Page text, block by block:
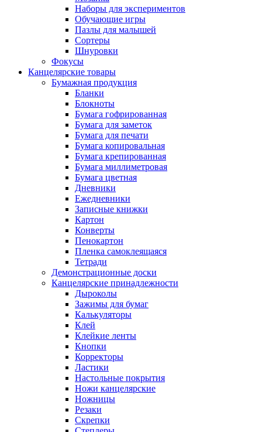
Наборы для экспериментов
Обучающие игры
Пазлы для малышей
Сортеры
Шнуровки
Фокусы
Канцелярские товары
Бумажная продукция
Бланки
Блокноты
Бумага гофрированная
Бумага для заметок
Бумага для печати
Бумага копировальная
Бумага крепированная
Бумага миллиметровая
Бумага цветная
Дневники
Ежедневники
Записные книжки
Картон
Конверты
Пенокартон
Пленка самоклеящаяся
Тетради
Демонстрационные доски
Канцелярские принадлежности
Дыроколы
Зажимы для бумаг
Калькуляторы
Клей
Клейкие ленты
Кнопки
Корректоры
Ластики
Настольные покрытия
Ножи канцелярские
Ножницы
Резаки
Скрепки